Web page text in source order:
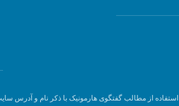
استفاده از مطالب گفتگوی هارمونیک با ذکر نام و آدرس